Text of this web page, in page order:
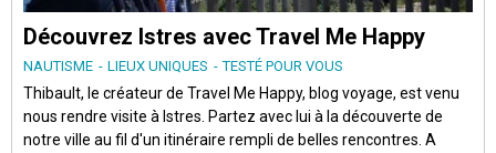
Découvrez Istres avec Travel Me Happy
NAUTISME LIEUX UNIQUES TESTÉ POUR VOUS
Thibault, le créateur de Travel Me Happy, blog voyage, est venu
nous rendre visite à Istres. Partez avec lui à la découverte de
notre ville au fil d'un itinéraire rempli de belles rencontres. A